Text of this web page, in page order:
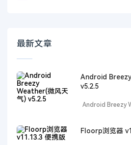
最新文章
Android
v5.2.5
Android Breezy
Floorp浏览器